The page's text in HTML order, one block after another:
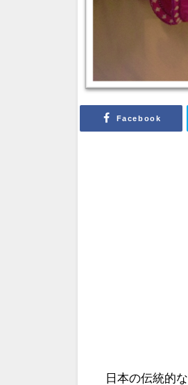
Facebook
日本の伝統的